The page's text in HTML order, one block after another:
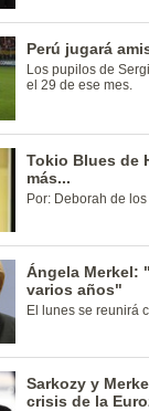
Perú jugará
Los pupilos de
el 29 de ese mes.
Tokio Blues de
más...
Por: Deborah de
Ángela Merkel:
varios años"
El lunes se reunirá
Sarkozy y
crisis de la